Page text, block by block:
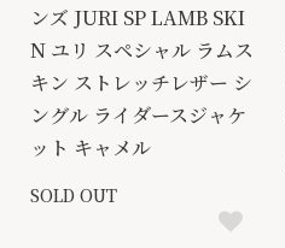
ンズ JURI SP LAMB SKI
N ユリ スペシャル ラムス
キン ストレッチレザー シ
ングル ライダースジャケ
ット キャメル
SOLD OUT